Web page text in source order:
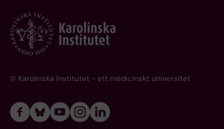
© Karolinska Institutet - ett medicinskt universitet